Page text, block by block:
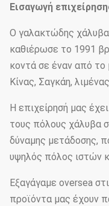
Εισαγωγή
Ο γαλακτώδης
καθιέρωσε το 1991
κοντά σε έναν από το
Κίνας, Σαγκάη,
Η επιχείρησή μας
τους πόλους χάλυβα
δύναμης μετάδοσης,
υψηλός πόλος ιστών
Εξαγάγαμε oversea
προϊόντα μας έχουν